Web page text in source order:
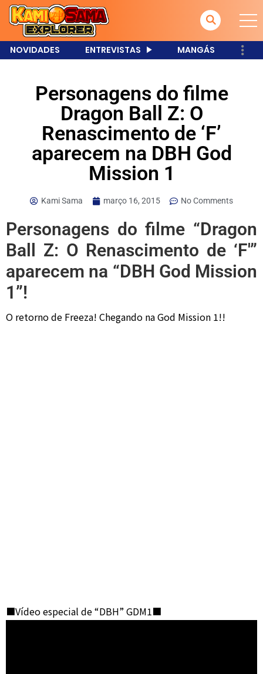
NOVIDADES ENTREVISTAS MANGÁS
Personagens do filme
Dragon Ball Z: O
Renascimento de ‘F’
aparecem na DBH God
Mission 1
Kami Sama março 16, 2015 No Comments
Personagens do filme “Dragon
Ball Z: O Renascimento de ‘F'”
aparecem na “DBH God Mission
1”!
O retorno de Freeza! Chegando na God Mission 1!!
■Vídeo especial de “DBH” GDM1■